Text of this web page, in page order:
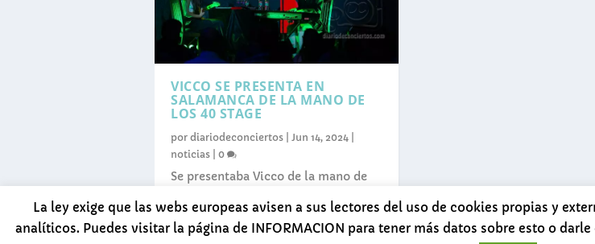
VICCO SE PRESENTA EN
SALAMANCA DE LA MANO DE
LOS 40 STAGE
por diariodeconciertos Jun 14, 2024
noticias
0
Se presentaba Vicco de la mano de
sala Camelot de Salamanca.
La ley exige que las webs europeas avisen a sus lectores del uso de cookies propias y
analíticos. Puedes visitar la página de INFORMACION para tener más datos sobre esto o